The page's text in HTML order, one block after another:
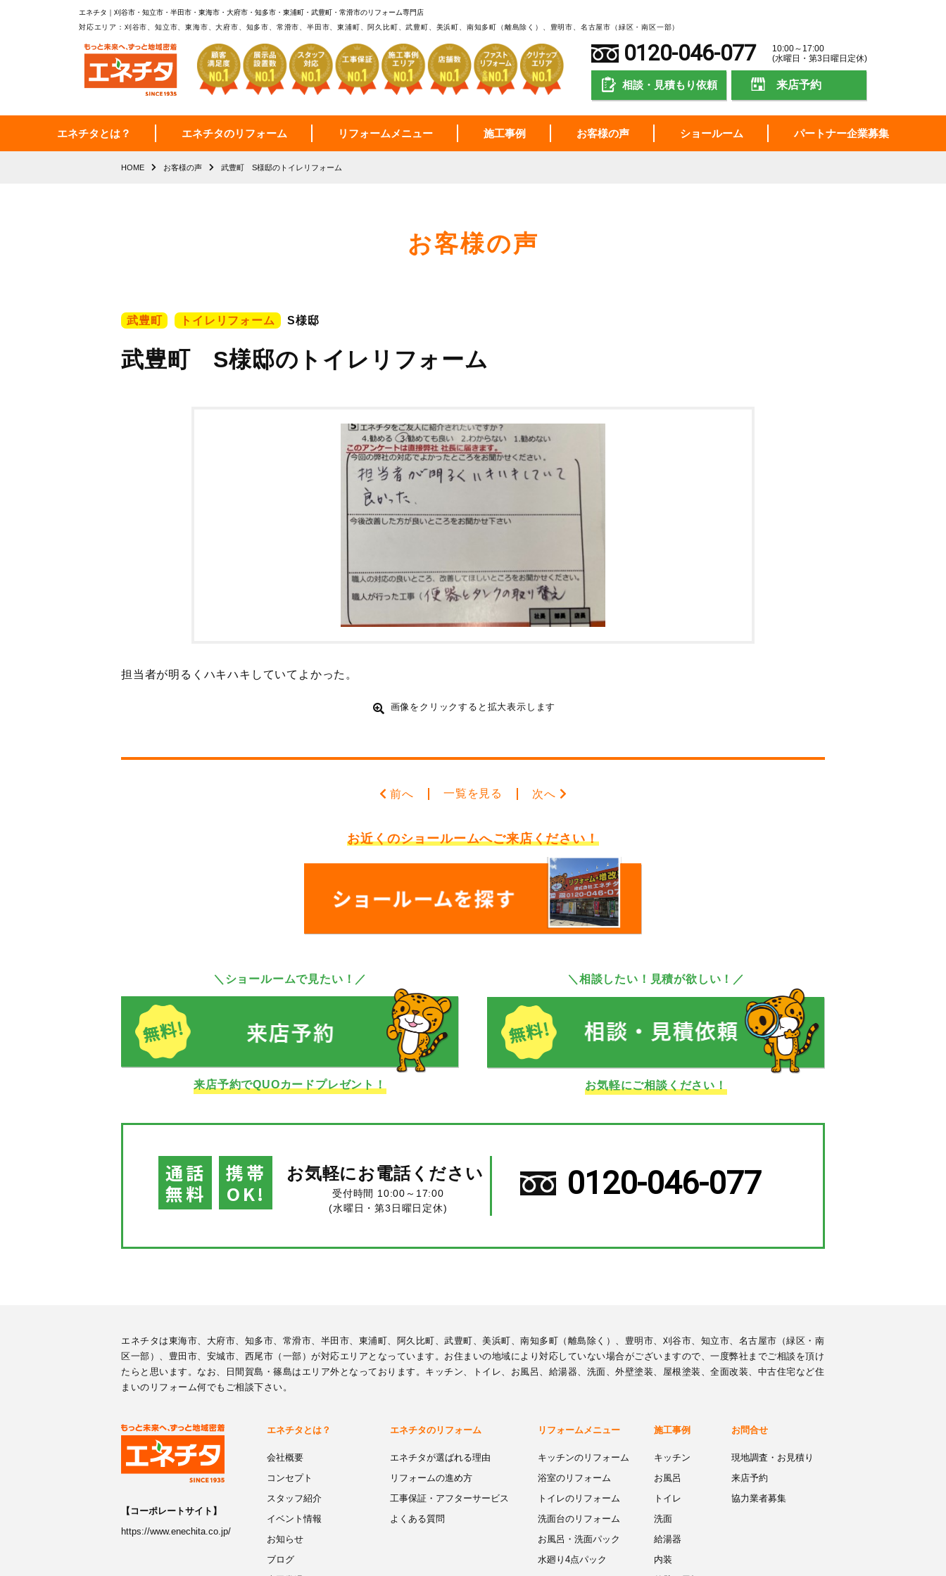
エネチタ｜刈谷市・知立市・半田市・東海市・大府市・知多市・東浦町・武豊町・常滑市のリフォーム専門店
対応エリア：刈谷市、知立市、東海市、大府市、知多市、常滑市、半田市、東浦町、阿久比町、武豊町、美浜町、南知多町（離島除く）、豊明市、名古屋市（緑区・南区一部）
0120-046-077
10:00～17:00
(水曜日・第3日曜日定休)
相談・見積もり依頼 来店予約
エネチタとは？ エネチタのリフォーム リフォームメニュー 施工事例 お客様の声 ショールーム パートナー企業募集
HOME お客様の声 武豊町 S様邸のトイレリフォーム
お客様の声
武豊町 トイレリフォーム S様邸
武豊町 S様邸のトイレリフォーム
担当者が明るくハキハキしていてよかった。
画像をクリックすると拡大表示します
前へ 一覧を見る 次へ
お近くのショールームへご来店ください！
＼ショールームで見たい！／
来店予約でQUOカードプレゼント！
＼相談したい！見積が欲しい！／
お気軽にご相談ください！
通話
無料
携帯
OK!
お気軽にお電話ください
受付時間 10:00～17:00
(水曜日・第3日曜日定休)
0120-046-077
エネチタは東海市、大府市、知多市、常滑市、半田市、東浦町、阿久比町、武豊町、美浜町、南知多町（離島除く）、豊明市、刈谷市、知立市、名古屋市（緑区・南
区一部）、豊田市、安城市、西尾市（一部）が対応エリアとなっています。お住まいの地域により対応していない場合がございますので、一度弊社までご相談を頂け
たらと思います。なお、日間賀島・篠島はエリア外となっております。キッチン、トイレ、お風呂、給湯器、洗面、外壁塗装、屋根塗装、全面改装、中古住宅など住
まいのリフォーム何でもご相談下さい。
【コーポレートサイト】
https://www.enechita.co.jp/
エネチタとは？
会社概要
コンセプト
スタッフ紹介
イベント情報
お知らせ
ブログ
エネチタのリフォーム
エネチタが選ばれる理由
リフォームの進め方
工事保証・アフターサービス
よくある質問
リフォームメニュー
キッチンのリフォーム
浴室のリフォーム
トイレのリフォーム
洗面台のリフォーム
お風呂・洗面パック
水廻り4点パック
施工事例
キッチン
お風呂
トイレ
洗面
給湯器
内装
お問合せ
現地調査・お見積り
来店予約
協力業者募集